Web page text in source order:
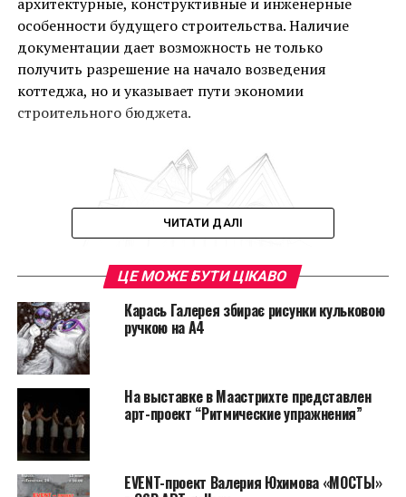
особенности будущего строительства. Наличие
документации дает возможность не только
получить разрешение на начало возведения
коттеджа, но и указывает пути экономии
строительного бюджета.
В настоящее время многие застройщики
стараются
в интернете инструкциям. Ошибка в том, что
ЧИТАТИ ДАЛІ
ЦЕ МОЖЕ БУТИ ЦІКАВО
Карась Галерея збирає рисунки кульковою
ручкою на А4
На выставке в Маастрихте представлен
арт-проект “Ритмические упражнения”
EVENT-проект Валерия Юхимова «МОСТЫ»